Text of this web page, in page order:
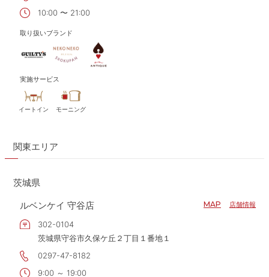
10:00 〜 21:00
取り扱いブランド
実施サービス
イートイン モーニング
関東エリア
茨城県
ルベンケイ 守谷店
MAP 店舗情報
302-0104
茨城県守谷市久保ケ丘２丁目１番地１
0297-47-8182
9:00 ～ 19:00